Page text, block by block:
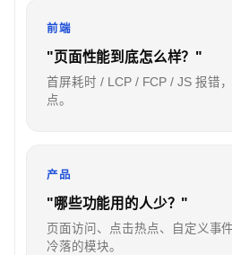
前端
"页面性能到底怎么样？"
首屏耗时 / LCP / FCP / JS 报错
点。
产品
"哪些功能用的人少？"
页面访问、点击热点、自定义事
冷落的模块。